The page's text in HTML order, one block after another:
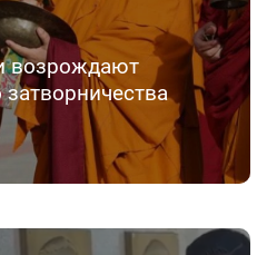
возрождают